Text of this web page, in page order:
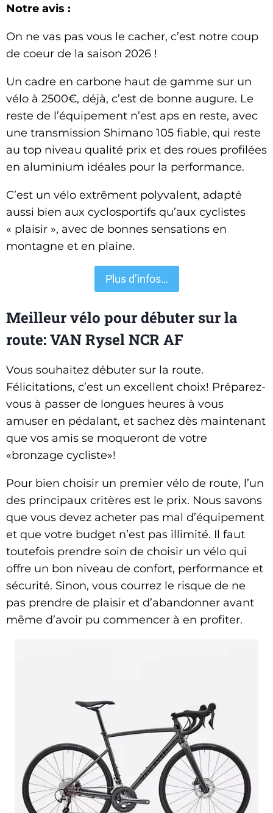
Notre avis :
On ne vas pas vous le cacher, c’est notre coup
de coeur de la saison 2026 !
Un cadre en carbone haut de gamme sur un
vélo à 2500€, déjà, c’est de bonne augure. Le
reste de l’équipement n’est aps en reste, avec
une transmission Shimano 105 fiable, qui reste
au top niveau qualité prix et des roues profilées
en aluminium idéales pour la performance.
C’est un vélo extrêment polyvalent, adapté
aussi bien aux cyclosportifs qu’aux cyclistes
« plaisir », avec de bonnes sensations en
montagne et en plaine.
Plus d’infos…
Meilleur vélo pour débuter sur la
route: VAN Rysel NCR AF
Vous souhaitez débuter sur la route.
Félicitations, c’est un excellent choix! Préparez-
vous à passer de longues heures à vous
amuser en pédalant, et sachez dès maintenant
que vos amis se moqueront de votre
«bronzage cycliste»!
Pour bien choisir un premier vélo de route, l’un
des principaux critères est le prix. Nous savons
que vous devez acheter pas mal d’équipement
et que votre budget n’est pas illimité. Il faut
toutefois prendre soin de choisir un vélo qui
offre un bon niveau de confort, performance et
sécurité. Sinon, vous courrez le risque de ne
pas prendre de plaisir et d’abandonner avant
même d’avoir pu commencer à en profiter.